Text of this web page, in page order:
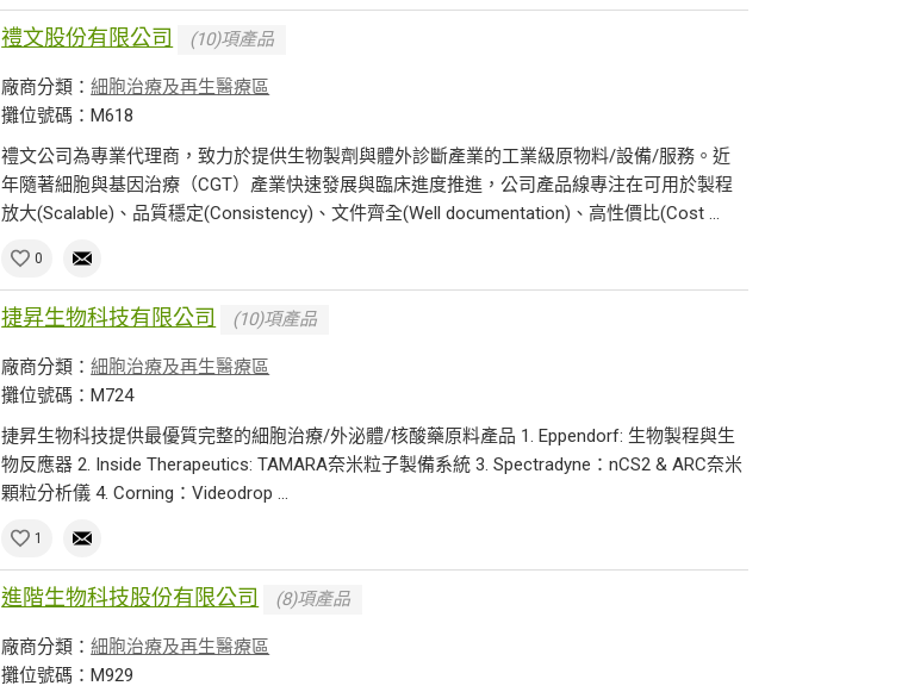
禮文股份有限公司 (10)項產品
廠商分類：細胞治療及再生醫療區
攤位號碼：M618
禮文公司為專業代理商，致力於提供生物製劑與體外診斷產業的工業級原物料/設備/服務。近
年隨著細胞與基因治療（CGT）產業快速發展與臨床進度推進，公司產品線專注在可用於製程
放大(Scalable)、品質穩定(Consistency)、文件齊全(Well documentation)、高性價比(Cost ...
0
捷昇生物科技有限公司 (10)項產品
廠商分類：細胞治療及再生醫療區
攤位號碼：M724
捷昇生物科技提供最優質完整的細胞治療/外泌體/核酸藥原料產品 1. Eppendorf: 生物製程與生
物反應器 2. Inside Therapeutics: TAMARA奈米粒子製備系統 3. Spectradyne：nCS2 & ARC奈米
顆粒分析儀 4. Corning：Videodrop ...
1
進階生物科技股份有限公司 (8)項產品
廠商分類：細胞治療及再生醫療區
攤位號碼：M929